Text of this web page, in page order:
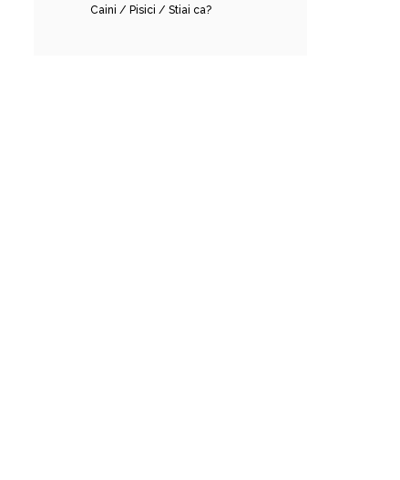
Caini / Pisici / Stiai ca?